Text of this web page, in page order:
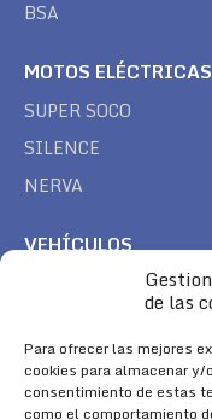
de las
Para ofrecer las mejores
cookies para almacenar
consentimiento de estas
como el comportamiento
BSA
MOTOS ELÉCTRICAS
SUPER SOCO
SILENCE
NERVA
VEHÍCULOS
TREK
SÍGUENOS